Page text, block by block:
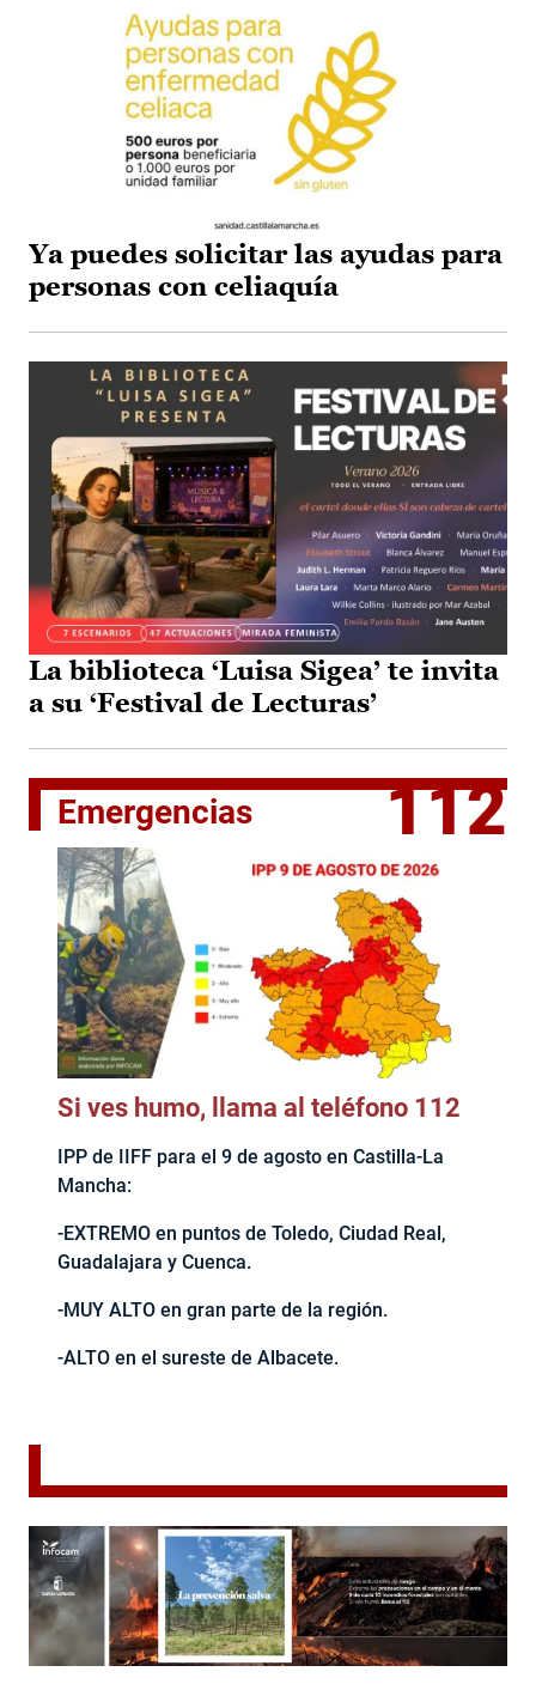
Ya puedes solicitar las ayudas para
personas con celiaquía
La biblioteca ‘Luisa Sigea’ te invita
a su ‘Festival de Lecturas’
Emergencias 112
Si ves humo, llama al teléfono 112
IPP de IIFF para el 9 de agosto en Castilla-La
Mancha:
-EXTREMO en puntos de Toledo, Ciudad Real,
Guadalajara y Cuenca.
-MUY ALTO en gran parte de la región.
-ALTO en el sureste de Albacete.